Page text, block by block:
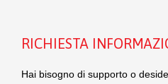
RICHIESTA
Hai bisogno di supporto o